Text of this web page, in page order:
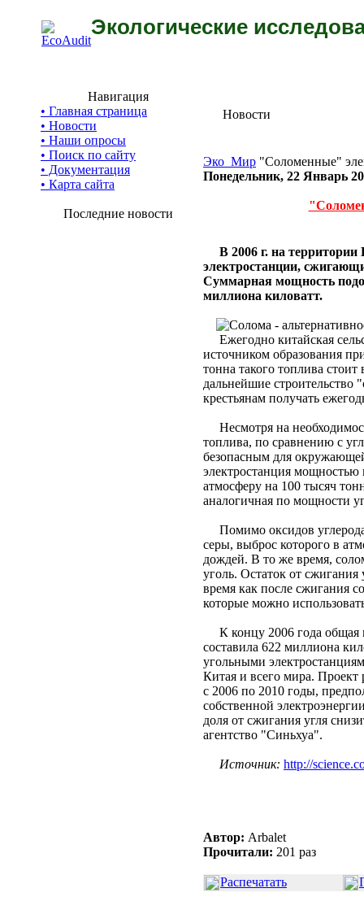
Экологические
Навигация
• Главная страница
• Новости
• Наши опросы
• Поиск по сайту
• Документация
• Карта сайта
Последние новости
Новости
Эко_Мир "Соломенные"
Понедельник, 22 Январь
В 2006 г. на
электростанции,
Суммарная мощность
миллиона киловатт.
Ежегодно китайская
источником образования
тонна такого топлива
дальнейшие строительство
крестьянам получать
Несмотря на
топлива, по сравнению с
безопасным для
электростанция мощностью
атмосферу на 100 тысяч
аналогичная по мощности
Помимо оксидов
серы, выброс которого в
дождей. В то же время,
уголь. Остаток от сжигания
время как после сжигания
которые можно
К концу 2006 года общая
составила 622 миллиона
угольными
Китая и всего мира. Проект
с 2006 по 2010 годы,
собственной
доля от сжигания угля
агентство "Синьхуа".
Источник: http://
Автор: Arbalet
Прочитали: 201 раз
Распечатать